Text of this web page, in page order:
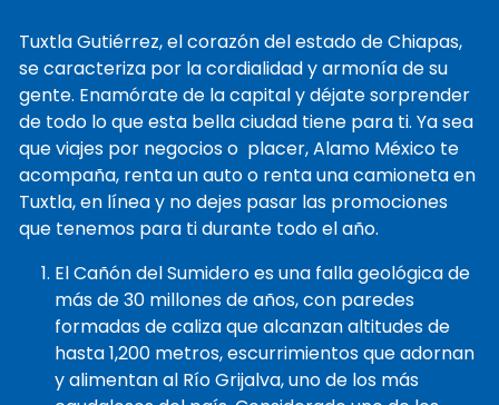
Tuxtla Gutiérrez, el corazón del estado de Chiapas,
se caracteriza por la cordialidad y armonía de su
gente. Enamórate de la capital y déjate sorprender
de todo lo que esta bella ciudad tiene para ti. Ya sea
que viajes por negocios o placer, Alamo México te
acompaña, renta un auto o renta una camioneta en
Tuxtla, en línea y no dejes pasar las promociones
que tenemos para ti durante todo el año.
El Cañón del Sumidero es una falla geológica de
más de 30 millones de años, con paredes
formadas de caliza que alcanzan altitudes de
hasta 1,200 metros, escurrimientos que adornan
y alimentan al Río Grijalva, uno de los más